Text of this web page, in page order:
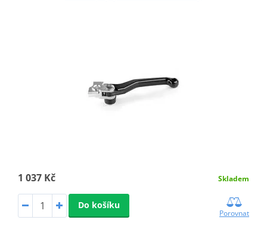
1 037 Kč Skladem
Do košíku
Porovnat